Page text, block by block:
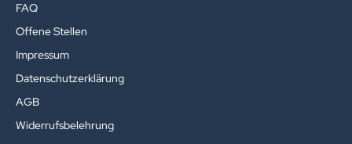
FAQ
Offene Stellen
Impressum
Datenschutzerklärung
AGB
Widerrufsbelehrung